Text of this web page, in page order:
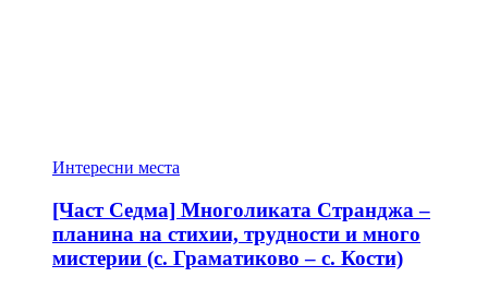
Интересни места
[Част Седма] Многоликата Странджа –
планина на стихии, трудности и много
мистерии (с. Граматиково – с. Кости)